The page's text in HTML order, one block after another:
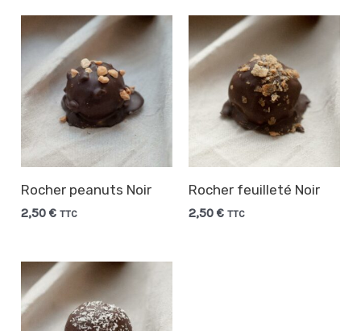
Rocher peanuts Noir
2,50€ TTC
Rocher feuilleté Noir
2,50 € TTC